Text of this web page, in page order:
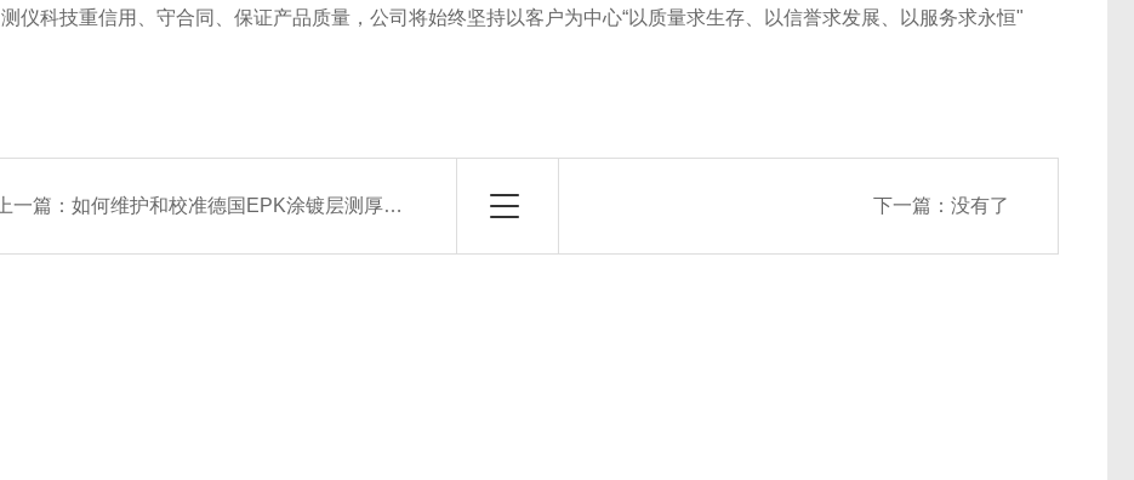
测仪科技重信用、守合同、保证产品质量，公司将始终坚持以客户为中心“以质量求生存、以信誉求发展、以服务求永恒"
上一篇：如何维护和校准德国EPK涂镀层测厚仪？ 下一篇：没有了